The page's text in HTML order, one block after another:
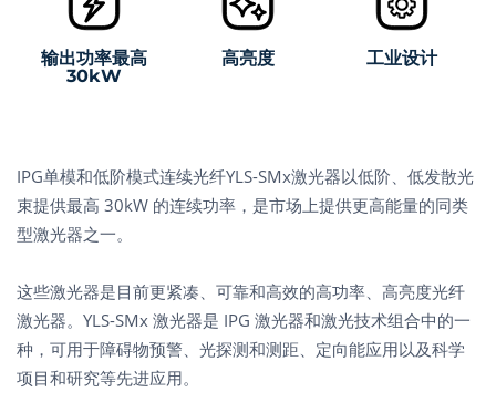
输出功率最高
30kW
高亮度 工业设计
IPG单模和低阶模式连续光纤YLS-SMx激光器以低阶、低发散光
束提供最高 30kW 的连续功率，是市场上提供更高能量的同类
型激光器之一。
这些激光器是目前更紧凑、可靠和高效的高功率、高亮度光纤
激光器。YLS-SMx 激光器是 IPG 激光器和激光技术组合中的一
种，可用于障碍物预警、光探测和测距、定向能应用以及科学
项目和研究等先进应用。